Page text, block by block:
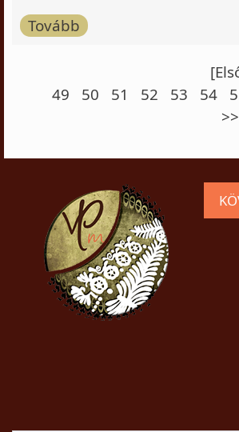
Tovább
49
50 51 52 53 54
>>